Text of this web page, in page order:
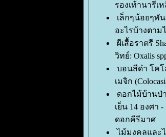
รองเท้านารีเ
เล็กๆน้อยๆพั
อะไรบ้างตา
ผีเสื้อราตรี
วิทย์: Oxalis
บอนสีดำ โคโ
เมจิก
ดอกไม้บ้านป่
เย็น 14 องศา
ดอกคีรีมาศ
ไม้มงคลและ